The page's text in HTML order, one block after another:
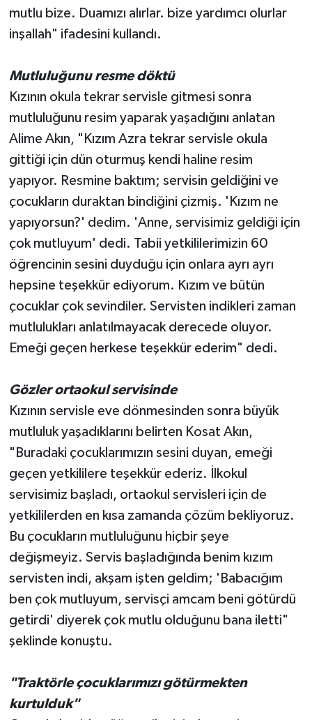
mutlu bize. Duamızı alırlar. bize yardımcı olurlar
inşallah" ifadesini kullandı.
Mutluluğunu resme döktü
Kızının okula tekrar servisle gitmesi sonra
mutluluğunu resim yaparak yaşadığını anlatan
Alime Akın, "Kızım Azra tekrar servisle okula
gittiği için dün oturmuş kendi haline resim
yapıyor. Resmine baktım; servisin geldiğini ve
çocukların duraktan bindiğini çizmiş. 'Kızım ne
yapıyorsun?' dedim. 'Anne, servisimiz geldiği için
çok mutluyum' dedi. Tabii yetkililerimizin 60
öğrencinin sesini duyduğu için onlara ayrı ayrı
hepsine teşekkür ediyorum. Kızım ve bütün
çocuklar çok sevindiler. Servisten indikleri zaman
mutlulukları anlatılmayacak derecede oluyor.
Emeği geçen herkese teşekkür ederim" dedi.
Gözler ortaokul servisinde
Kızının servisle eve dönmesinden sonra büyük
mutluluk yaşadıklarını belirten Kosat Akın,
"Buradaki çocuklarımızın sesini duyan, emeği
geçen yetkililere teşekkür ederiz. İlkokul
servisimiz başladı, ortaokul servisleri için de
yetkililerden en kısa zamanda çözüm bekliyoruz.
Bu çocukların mutluluğunu hiçbir şeye
değişmeyiz. Servis başladığında benim kızım
servisten indi, akşam işten geldim; 'Babacığım
ben çok mutluyum, servisçi amcam beni götürdü
getirdi' diyerek çok mutlu olduğunu bana iletti"
şeklinde konuştu.
"Traktörle çocuklarımızı götürmekten
kurtulduk"